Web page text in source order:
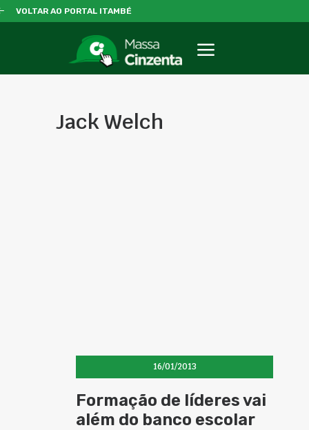
VOLTAR AO PORTAL ITAMBÉ
Jack Welch
16/01/2013
Formação de líderes vai
além do banco escolar